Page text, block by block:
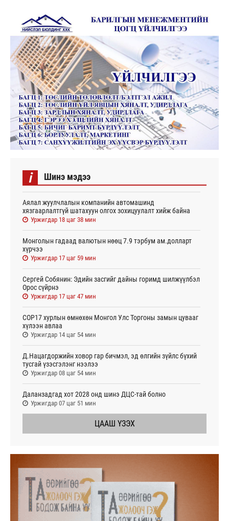
i Шинэ мэдээ
Аялал жуулчлалын компанийн автомашинд
хязгаарлалтгүй шатахуун олгох зохицуулалт хийж байна
Уржигдар 18 цаг 38 мин
Монголын гадаад валютын нөөц 7.9 тэрбум ам.долларт
хүрчээ
Уржигдар 17 цаг 59 мин
Сергей Собянин: Эдийн засгийг дайны горимд шилжүүлбэл
Орос сүйрнэ
Уржигдар 17 цаг 47 мин
COP17 хурлын өмнөхөн Монгол Улс Торгоны замын цувааг
хүлээн авлаа
Уржигдар 14 цаг 54 мин
Д.Нацагдоржийн ховор гар бичмэл, эд өлгийн зүйлс бүхий
тусгай үзэсгэлэнг нээлээ
Уржигдар 08 цаг 54 мин
Даланзадгад хот 2028 онд шинэ ДЦС-тай болно
Уржигдар 07 цаг 51 мин
ЦААШ ҮЗЭХ